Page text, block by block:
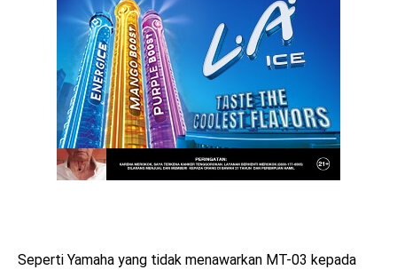
menarik
Seperti Yamaha yang tidak menawarkan MT-03 kepada